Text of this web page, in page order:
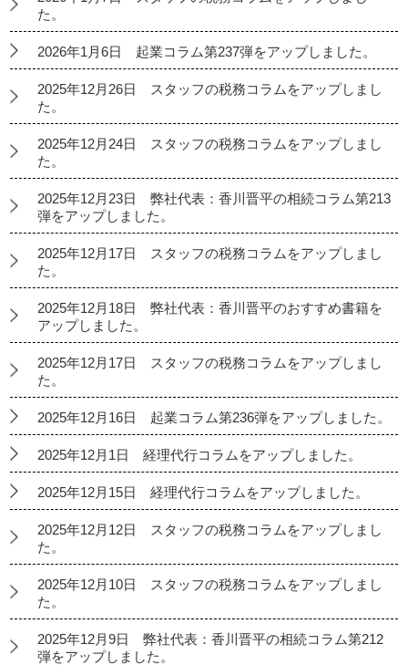
た。
2026年1月6日 起業コラム第237弾をアップしました。
2025年12月26日 スタッフの税務コラムをアップしまし
た。
2025年12月24日 スタッフの税務コラムをアップしまし
た。
2025年12月23日 弊社代表：香川晋平の相続コラム第213
弾をアップしました。
2025年12月17日 スタッフの税務コラムをアップしまし
た。
2025年12月18日 弊社代表：香川晋平のおすすめ書籍を
アップしました。
2025年12月17日 スタッフの税務コラムをアップしまし
た。
2025年12月16日 起業コラム第236弾をアップしました。
2025年12月1日 経理代行コラムをアップしました。
2025年12月15日 経理代行コラムをアップしました。
2025年12月12日 スタッフの税務コラムをアップしまし
た。
2025年12月10日 スタッフの税務コラムをアップしまし
た。
2025年12月9日 弊社代表：香川晋平の相続コラム第212
弾をアップしました。